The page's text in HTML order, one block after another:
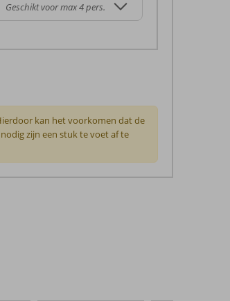
Geschikt voor max 4 pers.
kan het voorkomen dat de
zijn een stuk te voet af te